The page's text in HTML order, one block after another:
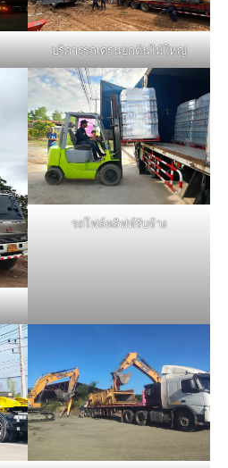
บริการรถเครนยกต้นไม้ใหญ่
รถโฟล์คลิฟท์รับจ้าง